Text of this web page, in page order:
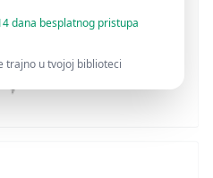
dana besplatnog pristupa
trajno u tvojoj biblioteci